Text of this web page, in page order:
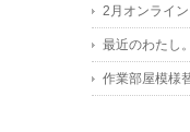
2月オンライ
最近のわたし。
作業部屋模様